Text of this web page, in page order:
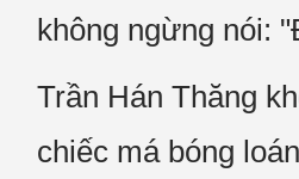
không ngừng nói:
Trần Hán Thăng
chiếc má bóng